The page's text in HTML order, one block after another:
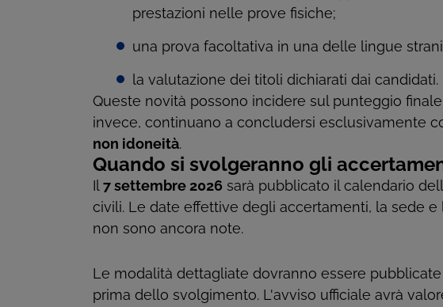
prestazioni nelle prove fisiche;
una prova facoltativa in una delle lingue
la valutazione dei titoli dichiarati dai candidati.
Queste novità possono incidere sul punteggio
invece, continuano a concludersi esclusivamente
non idoneità.
Quando si svolgeranno gli
Il7 settembre 2026 sarà pubblicato il calendario
civili. Le date effettive degli accertamenti, la sede
non sono ancora note.
Le modalità dettagliate dovranno essere
prima dello svolgimento. L'avviso ufficiale avrà